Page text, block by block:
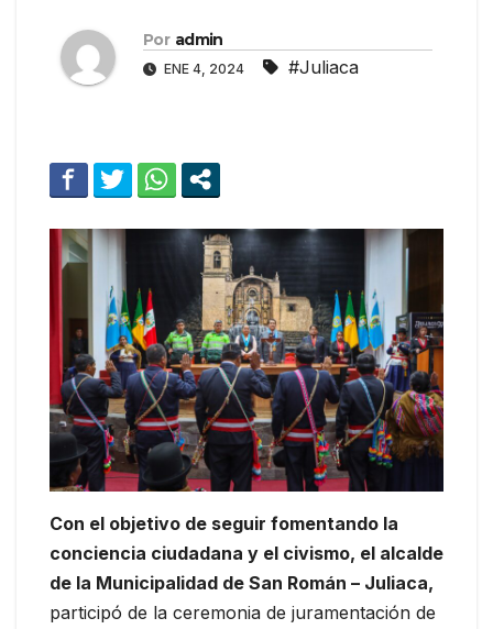
Por admin
ENE 4, 2024 #Juliaca
Con el objetivo de seguir fomentando la
conciencia ciudadana y el civismo, el alcalde
de la Municipalidad de San Román – Juliaca,
participó de la ceremonia de juramentación de